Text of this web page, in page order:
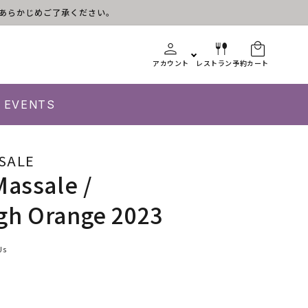
かじめご了承ください。
アカウント レストラン予約カート
EVENTS
/
Orange 2023